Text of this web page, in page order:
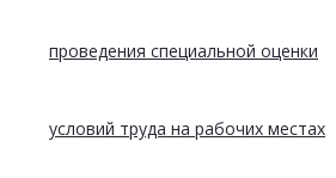
проведения специальной оценки
условий труда на рабочих местах